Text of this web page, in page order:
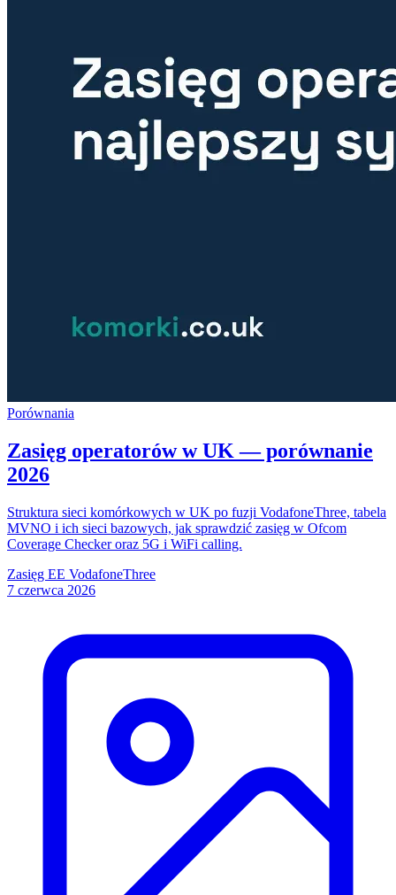
Porównania
Zasięg operatorów w UK — porównanie
2026
Struktura sieci komórkowych w UK po fuzji VodafoneThree, tabela
MVNO i ich sieci bazowych, jak sprawdzić zasięg w Ofcom
Coverage Checker oraz 5G i WiFi calling.
Zasięg EE VodafoneThree
7 czerwca 2026